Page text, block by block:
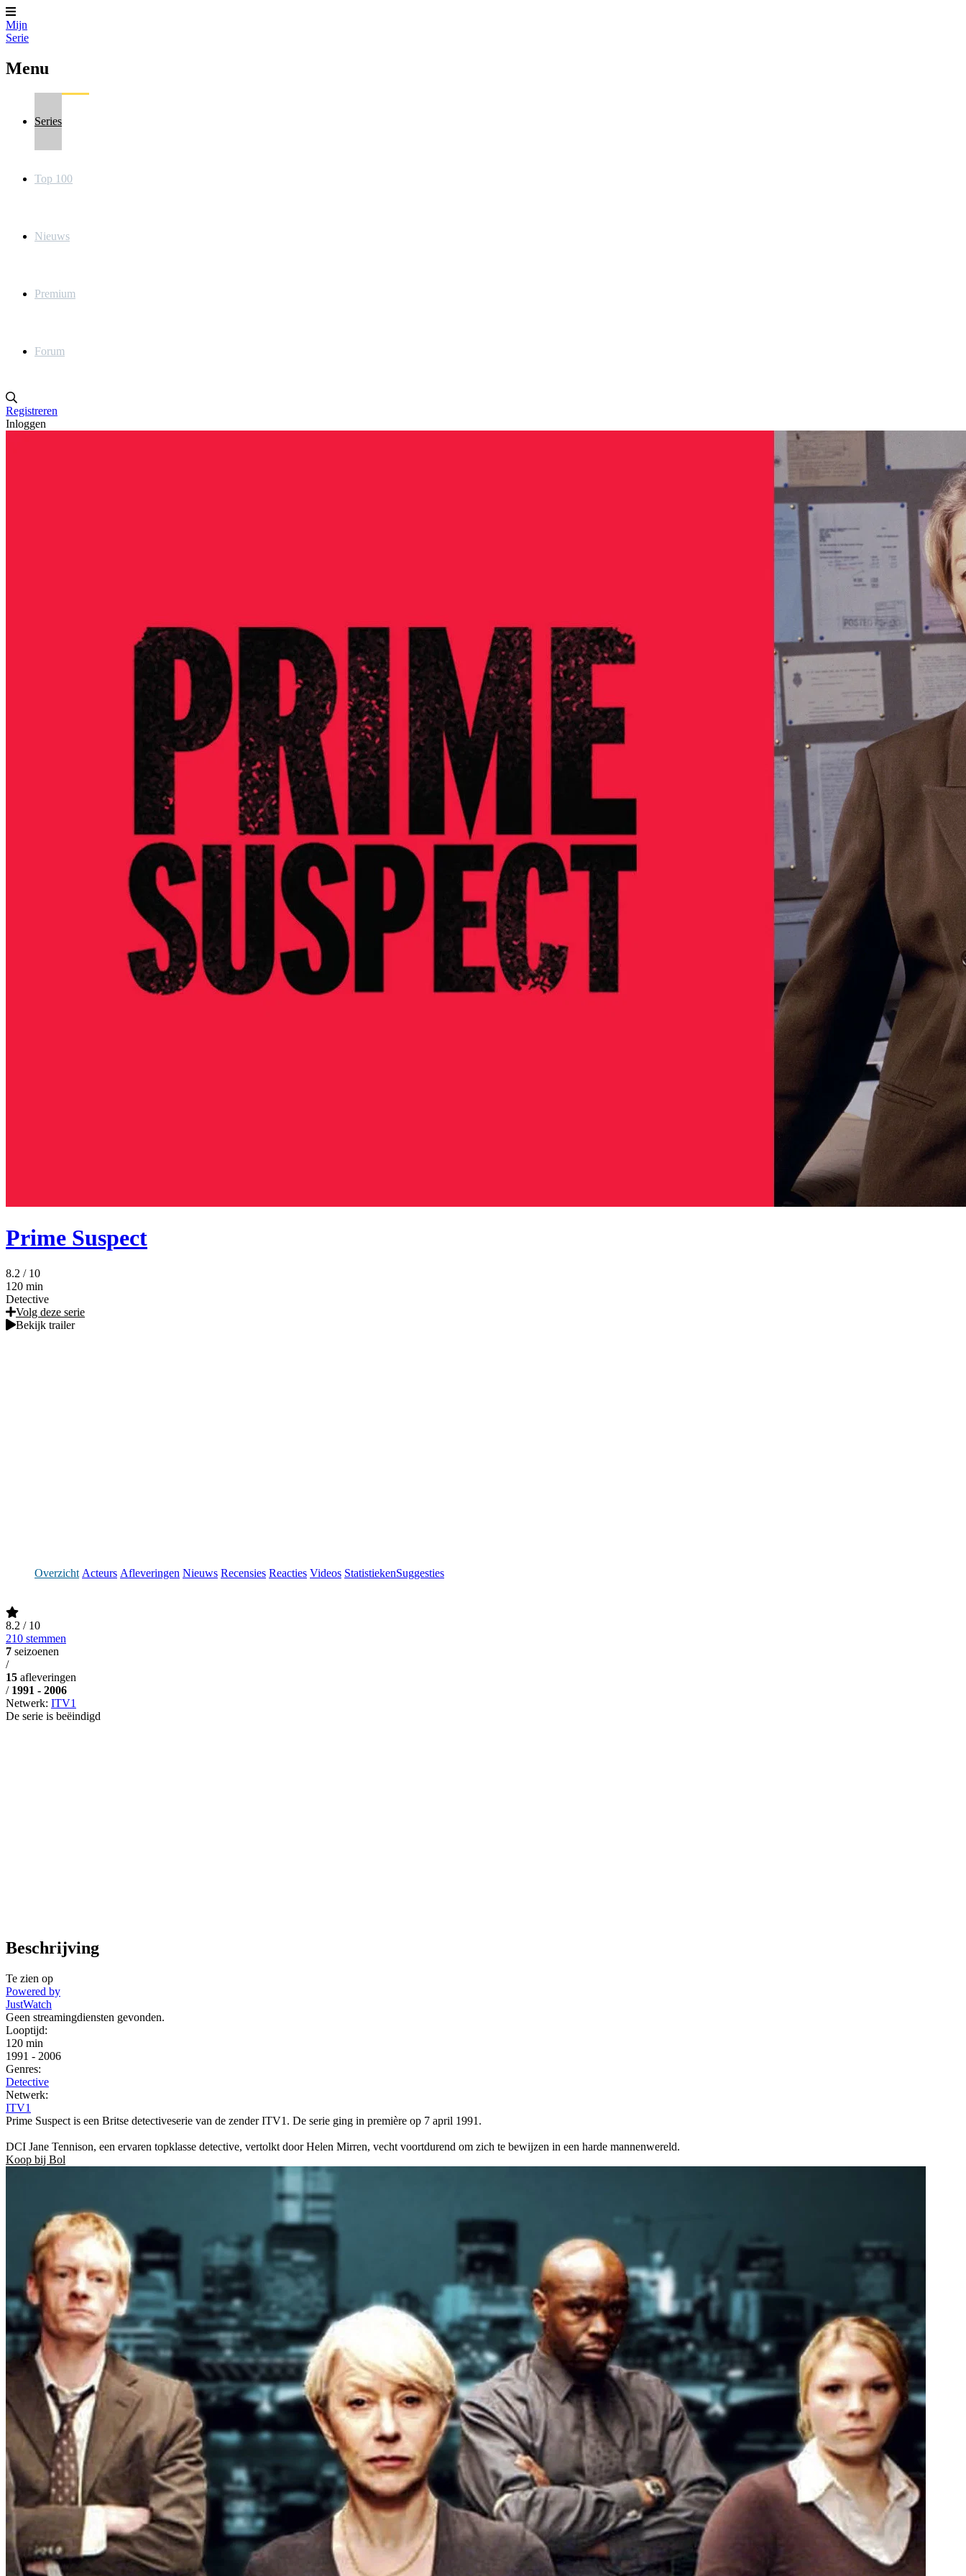
Mijn
Serie
Menu
Series
Top 100
Nieuws
Premium
Forum
Registreren
Inloggen
Prime Suspect
8.2 / 10
120 min
Detective
Volg deze serie
Bekijk trailer
Overzicht Acteurs Afleveringen Nieuws Recensies Reacties Videos StatistiekenSuggesties
8.2 / 10
210 stemmen
7 seizoenen
/
15 afleveringen
/ 1991 - 2006
Netwerk: ITV1
De serie is beëindigd
Beschrijving
Te zien op
Powered by
JustWatch
Geen streamingdiensten gevonden.
Looptijd:
120 min
1991 - 2006
Genres:
Detective
Netwerk:
ITV1
Prime Suspect is een Britse detectiveserie van de zender ITV1. De serie ging in première op 7 april 1991.
DCI Jane Tennison, een ervaren topklasse detective, vertolkt door Helen Mirren, vecht voortdurend om zich te bewijzen in een harde mannenwereld.
Koop bij Bol